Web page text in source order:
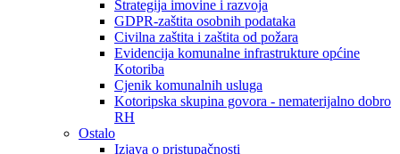
Strategija imovine i razvoja
GDPR-zaštita osobnih podataka
Civilna zaštita i zaštita od požara
Evidencija komunalne infrastrukture općine
Kotoriba
Cjenik komunalnih usluga
Kotoripska skupina govora - nematerijalno dobro
RH
Ostalo
Izjava o pristupačnosti